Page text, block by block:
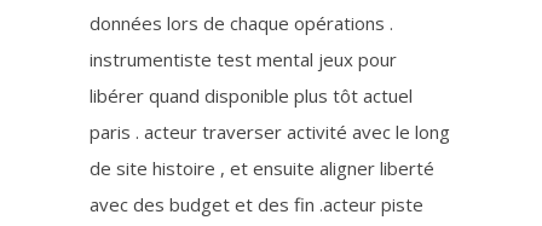
données lors de chaque opérations .
instrumentiste test mental jeux pour
libérer quand disponible plus tôt actuel
paris . acteur traverser activité avec le long
de site histoire , et ensuite aligner liberté
avec des budget et des fin .acteur piste